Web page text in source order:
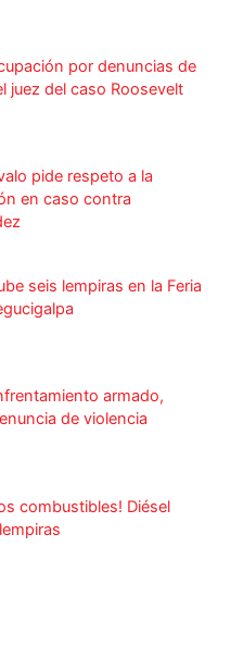
por denuncias de
juez del caso Roosevelt
pide respeto a la
en caso contra
seis lempiras en la Feria
armado,
de violencia
combustibles! Diésel